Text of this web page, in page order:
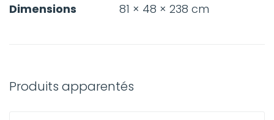
Dimensions
81 × 48 × 238 cm
Produits apparentés